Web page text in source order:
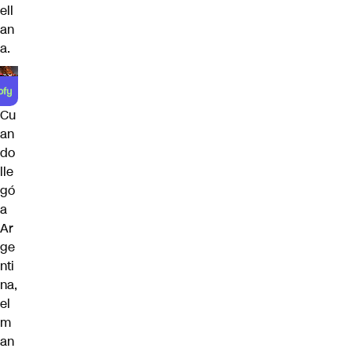
ell
an
a.
Cu
an
do
lle
gó
a
Ar
ge
nti
na,
el
m
an